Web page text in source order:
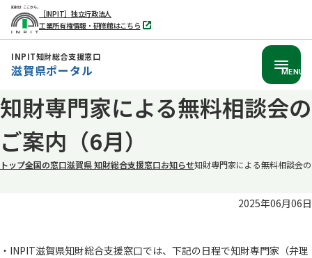
本
文
へ
［INPIT］独立行政法人
工業所有権情報・研修館はこちら
別
タ
INPIT知財総合支援窓口
滋賀県ポータル MENU
知財専門家による無料相談会の
ご案内（6月）
トップ全国の窓口滋賀県 知財総合支援窓口お知らせ知財専門家による無料相談会
2025年06月06日
・INPIT滋賀県知財総合支援窓口では、下記の日程で知財専門家（弁理